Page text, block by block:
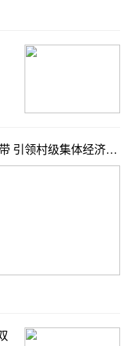
引领村级集体经济发